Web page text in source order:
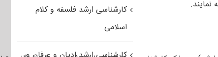
کارشناسی ارشد فلسفه و کلام
اسلامی